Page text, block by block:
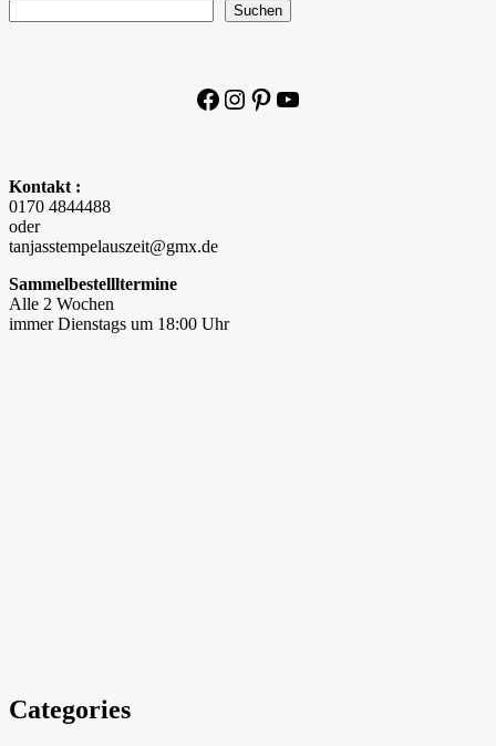
Suchen
Facebook
Instagram
Pinterest
YouTube
Kontakt :
0170 4844488
oder
tanjasstempelauszeit@gmx.de
Sammelbestellltermine
Alle 2 Wochen
immer Dienstags um 18:00 Uhr
Categories